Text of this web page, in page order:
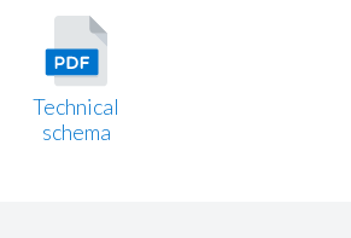
Technical
schema